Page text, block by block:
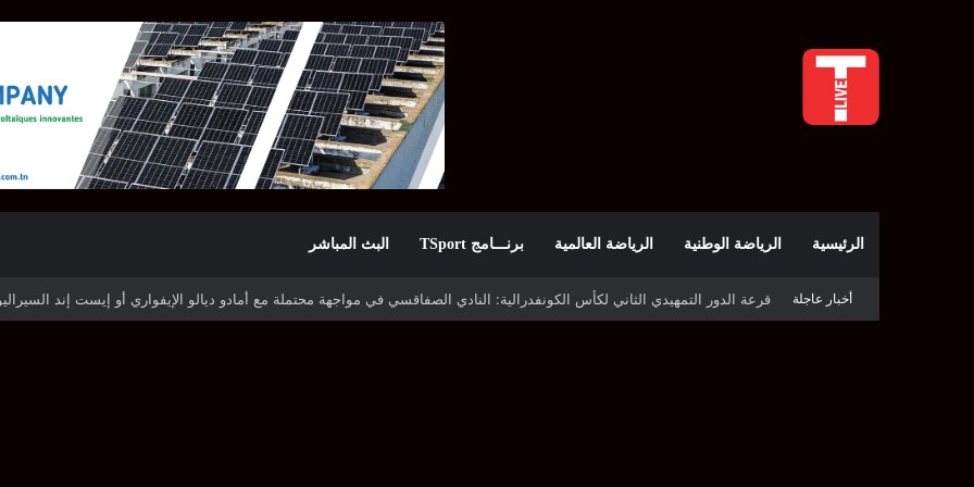
الرئيسية الرياضة الوطنية الرياضة العالمية برنـــامج TSport البث المباشر
أخبار عاجلة
قرعة كأس الكونفدرالية: النادي الصفاقسي يواجه شوتينغ ستارز النيجيري وترجي جرجيس يصطدم بديامبارس السنغالي